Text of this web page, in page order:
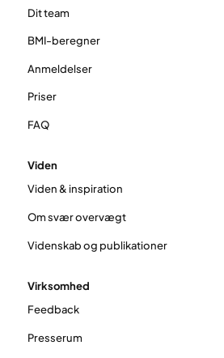
Dit team
BMI-beregner
Anmeldelser
Priser
FAQ
Viden
Viden & inspiration
Om svær overvægt
Videnskab og publikationer
Virksomhed
Feedback
Presserum